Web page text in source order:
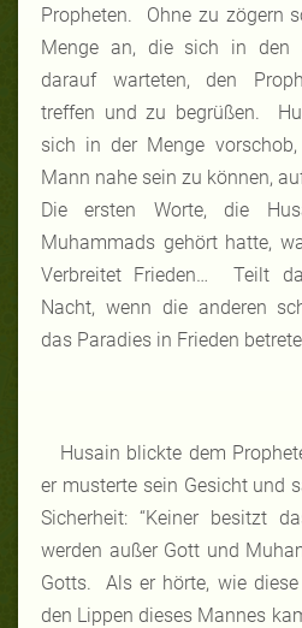
Propheten. Ohne zu zögern
Menge an, die sich in den
darauf warteten, den
treffen und zu begrüßen.
sich in der Menge
Mann nahe sein zu können,
Die ersten Worte, die
Muhammads gehört hatte,
Verbreitet Frieden… Teilt
Nacht, wenn die anderen
das Paradies in Frieden
Husain blickte dem
er musterte sein Gesicht und
Sicherheit: “Keinerbesitzt
werden außer Gott und
Gotts.
Als er hörte, wie
den Lippen dieses Mannes